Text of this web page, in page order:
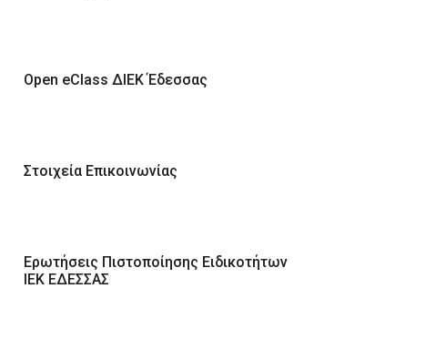
Open eClass ΔΙΕΚ Έδεσσας
Στοιχεία Επικοινωνίας
Ερωτήσεις Πιστοποίησης Ειδικοτήτων
ΙΕΚ ΕΔΕΣΣΑΣ